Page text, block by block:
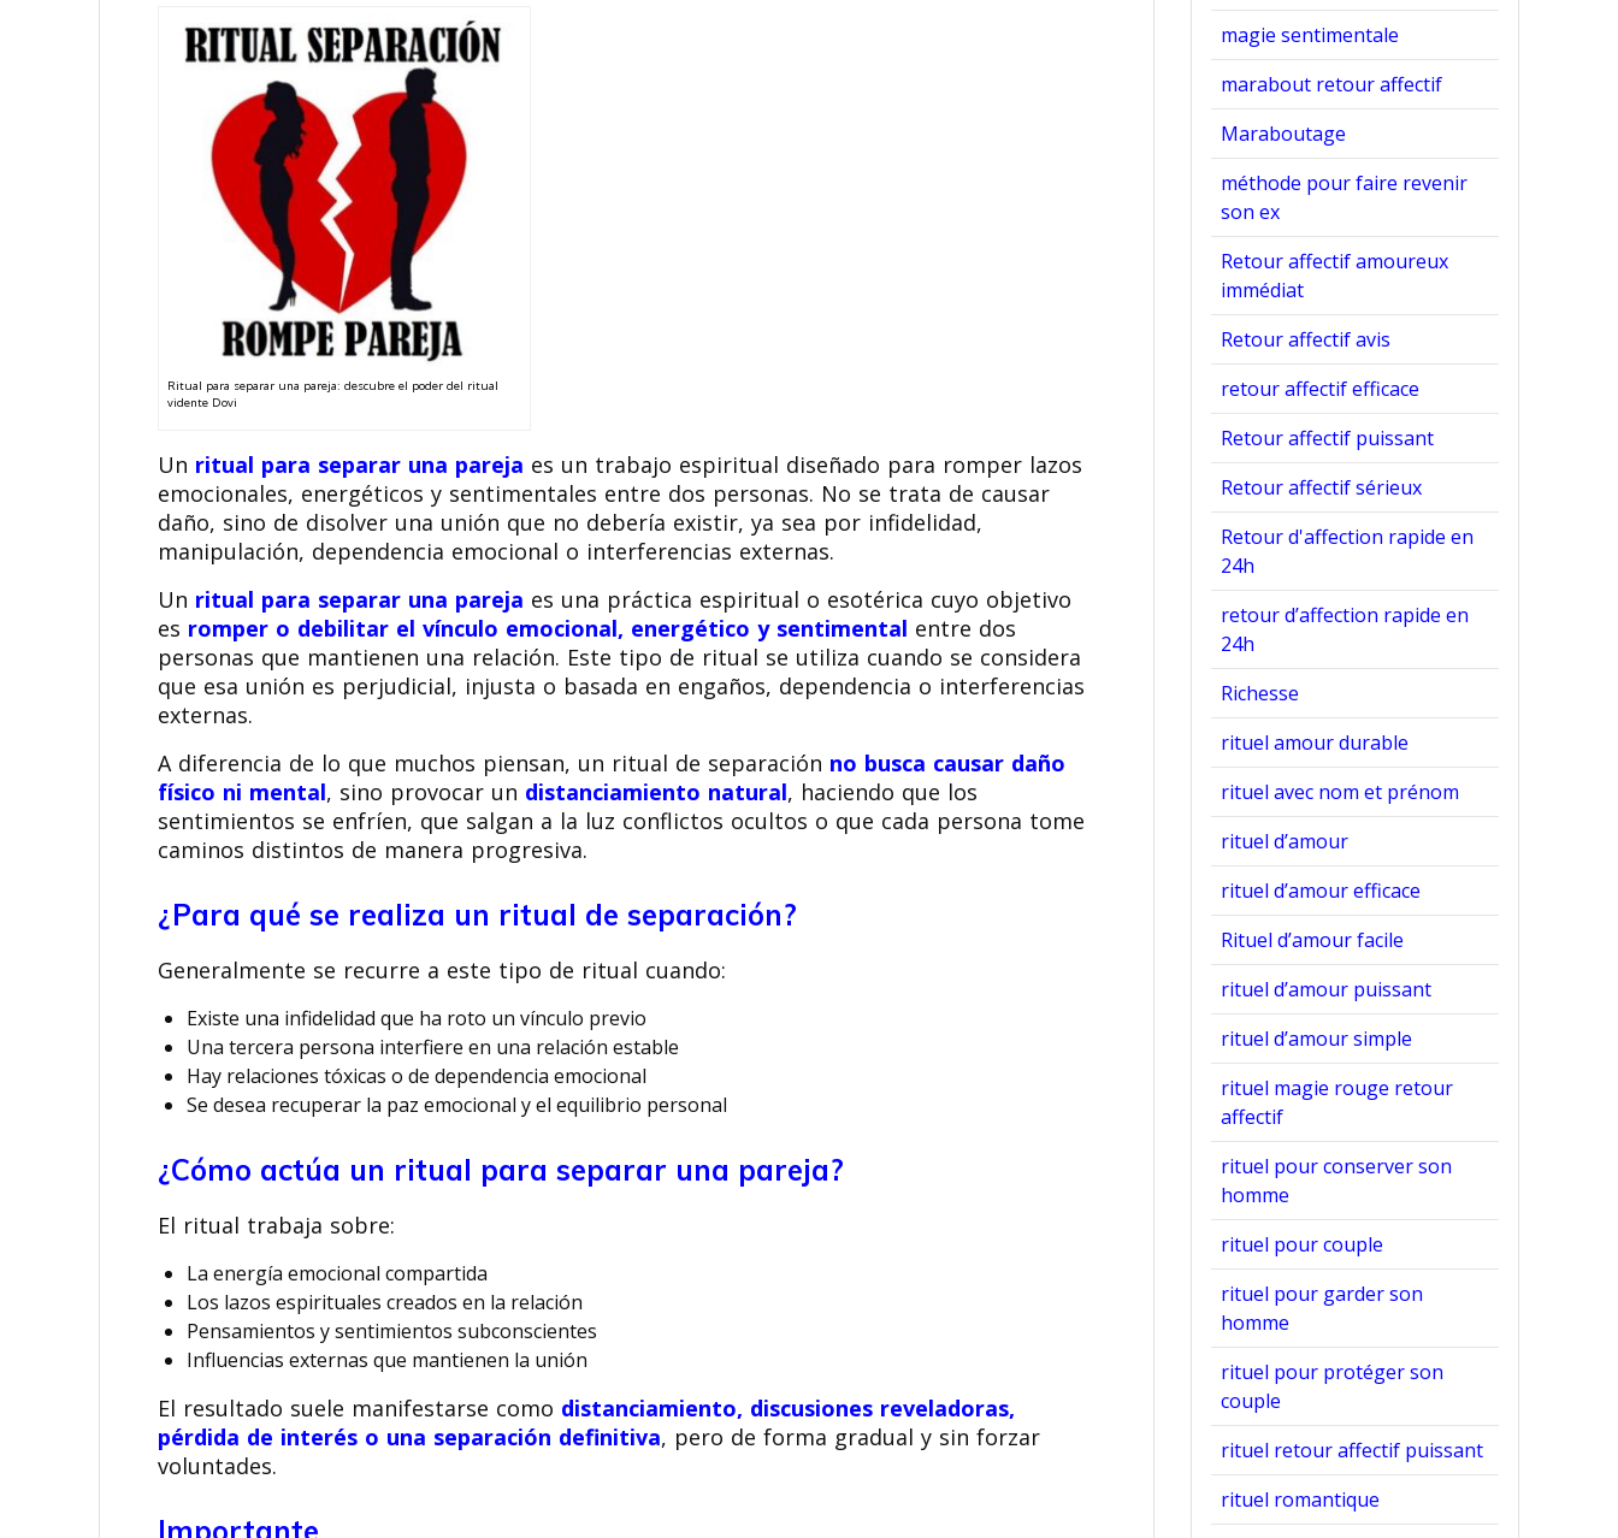
Ritual para separar una pareja: descubre el poder del ritual
vidente Dovi
Un ritual para separar una pareja es un trabajo espiritual diseñado para romper lazos
emocionales, energéticos y sentimentales entre dos personas. No se trata de causar
daño, sino de disolver una unión que no debería existir, ya sea por infidelidad,
manipulación, dependencia emocional o interferencias externas.
Un ritual para separar una pareja es una práctica espiritual o esotérica cuyo objetivo
es romper o debilitar el vínculo emocional, energético y sentimental entre dos
personas que mantienen una relación. Este tipo de ritual se utiliza cuando se considera
que esa unión es perjudicial, injusta o basada en engaños, dependencia o interferencias
externas.
A diferencia de lo que muchos piensan, un ritual de separación no busca causar daño
físico ni mental, sino provocar un distanciamiento natural, haciendo que los
sentimientos se enfríen, que salgan a la luz conflictos ocultos o que cada persona tome
caminos distintos de manera progresiva.
¿Para qué se realiza un ritual de separación?
Generalmente se recurre a este tipo de ritual cuando:
Existe una infidelidad que ha roto un vínculo previo
Una tercera persona interfiere en una relación estable
Hay relaciones tóxicas o de dependencia emocional
Se desea recuperar la paz emocional y el equilibrio personal
¿Cómo actúa un ritual para separar una pareja?
El ritual trabaja sobre:
La energía emocional compartida
Los lazos espirituales creados en la relación
Pensamientos y sentimientos subconscientes
Influencias externas que mantienen la unión
El resultado suele manifestarse como distanciamiento, discusiones reveladoras,
pérdida de interés o una separación definitiva, pero de forma gradual y sin forzar
voluntades.
magie sentimentale
marabout retour affectif
Maraboutage
méthode pour faire revenir
son ex
Retour affectif amoureux
immédiat
Retour affectif avis
retour affectif efficace
Retour affectif puissant
Retour affectif sérieux
Retour d'affection rapide en
24h
retour d’affection rapide en
24h
Richesse
rituel amour durable
rituel avec nom et prénom
rituel d’amour
rituel d’amour efficace
Rituel d’amour facile
rituel d’amour puissant
rituel d’amour simple
rituel magie rouge retour
affectif
rituel pour conserver son
homme
rituel pour couple
rituel pour garder son
homme
rituel pour protéger son
couple
rituel retour affectif puissant
rituel romantique